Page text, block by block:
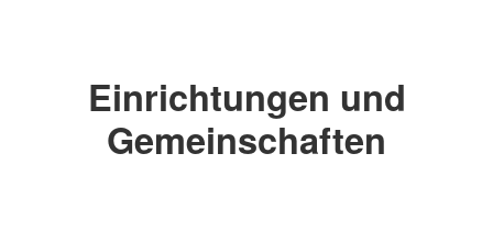
Einrichtungen und
Gemeinschaften